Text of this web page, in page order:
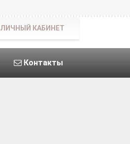
Контакты
ЛИЧНЫЙ КАБИНЕТ